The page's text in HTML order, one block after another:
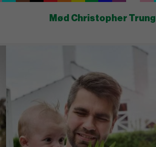
Mød Christopher Trung